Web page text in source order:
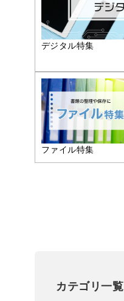
デジタル特集
ファイル特集
カテゴリ一覧